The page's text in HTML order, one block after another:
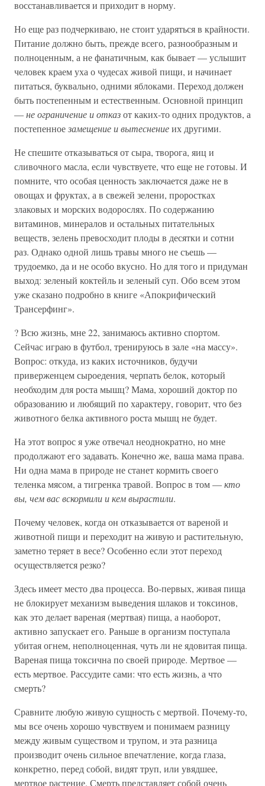
восстанавливается и приходит в норму.
Но еще раз подчеркиваю, не стоит ударяться в крайности.
Питание должно быть, прежде всего, разнообразным и
полноценным, а не фанатичным, как бывает — услышит
человек краем уха о чудесах живой пищи, и начинает
питаться, буквально, одними яблоками. Переход должен
быть постепенным и естественным. Основной принцип
—не ограничение и отказот каких-то одних продуктов, а
постепенноезамещение и вытеснениеих другими.
Не спешите отказываться от сыра, творога, яиц и
сливочного масла, если чувствуете, что еще не готовы. И
помните, что особая ценность заключается даже не в
овощах и фруктах, а в свежей зелени, проростках
злаковых и морских водорослях. По содержанию
витаминов, минералов и остальных питательных
веществ, зелень превосходит плоды в десятки и сотни
раз. Однако одной лишь травы много не съешь —
трудоемко, да и не особо вкусно. Но для того и придуман
выход: зеленый коктейль и зеленый суп. Обо всем этом
уже сказано подробно в книге «Апокрифический
Трансерфинг».
? Всю жизнь, мне 22, занимаюсь активно спортом.
Сейчас играю в футбол, тренируюсь в зале «на массу».
Вопрос: откуда, из каких источников, будучи
приверженцем сыроедения, черпать белок, который
необходим для роста мышц? Мама, хороший доктор по
образованию и любящий по характеру, говорит, что без
животного белка активного роста мышц не будет.
На этот вопрос я уже отвечал неоднократно, но мне
продолжают его задавать. Конечно же, ваша мама права.
Ни одна мама в природе не станет кормить своего
теленка мясом, а тигренка травой. Вопрос в том —кто
вы, чем вас вскормили и кем вырастили.
Почему человек, когда он отказывается от вареной и
животной пищи и переходит на живую и растительную,
заметно теряет в весе? Особенно если этот переход
осуществляется резко?
Здесь имеет место два процесса. Во-первых, живая пища
не блокирует механизм выведения шлаков и токсинов,
как это делает вареная (мертвая) пища, а наоборот,
активно запускает его. Раньше в организм поступала
убитая огнем, неполноценная, чуть ли не ядовитая пища.
Вареная пища токсична по своей природе. Мертвое —
есть мертвое. Рассудите сами: что есть жизнь, а что
смерть?
Сравните любую живую сущность с мертвой. Почему-то,
мы все очень хорошо чувствуем и понимаем разницу
между живым существом и трупом, и эта разница
производит очень сильное впечатление, когда глаза,
конкретно, перед собой, видят труп, или увядшее,
мертвое растение. Смерть представляет собой очень